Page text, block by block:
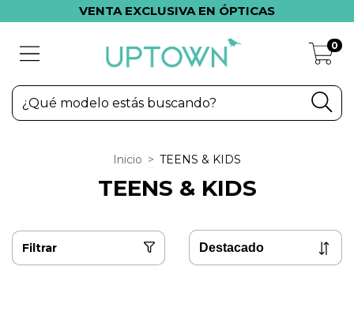
VENTA EXCLUSIVA EN ÓPTICAS
0
Inicio > TEENS & KIDS
TEENS & KIDS
Filtrar